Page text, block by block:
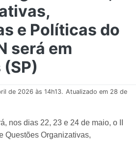
e Políticas do
será em
de 2026 às 14h13. Atualizado em 28 de
nos dias 22, 23 e 24 de maio, o II
Questões Organizativas,